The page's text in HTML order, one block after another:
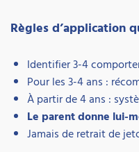
Règles d’application
Identifier 3-4
Pour les 3-4 ans :
À partir de 4 ans :
Le parent donne lui-
Jamais de retrait de